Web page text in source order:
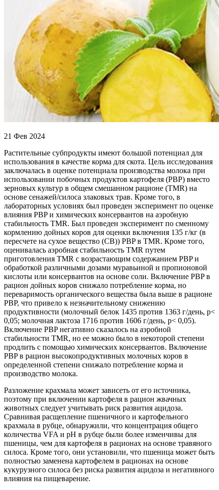
21 Фев 2024
Растительные субпродукты имеют большой потенциал для
использования в качестве корма для скота. Цель исследования
заключалась в оценке потенциала производства молока при
использовании побочных продуктов картофеля (PBP) вместо
зерновых культур в общем смешанном рационе (TMR) на
основе сенажей/силоса злаковых трав. Кроме того, в
лабораторных условиях был проведен эксперимент по оценке
влияния PBP и химических консервантов на аэробную
стабильность TMR. Был проведен эксперимент по сменному
кормлению дойных коров для оценки включения 135 г/кг (в
пересчете на сухое вещество (СВ)) PBP в TMR. Кроме того,
оценивалась аэробная стабильность TMR путем
приготовления TMR с возрастающим содержанием PBP и
обработкой различными дозами муравьиной и пропионовой
кислоты или консервантов на основе соли. Включение PBP в
рацион дойных коров снижало потребление корма, но
переваримость органического вещества была выше в рационе
PBP, что привело к незначительному снижению
продуктивности (молочный белок 1435 против 1363 г/день, p<
0,05; молочная лактоза 1716 против 1606 г/день, p< 0,05).
Включение PBP негативно сказалось на аэробной
стабильности TMR, но ее можно было в некоторой степени
продлить с помощью химических консервантов. Включение
PBP в рацион высокопродуктивных молочных коров в
определенной степени снижало потребление корма и
производство молока.
Разложение крахмала может зависеть от его источника,
поэтому при включении картофеля в рацион жвачных
животных следует учитывать риск развития ацидоза.
Сравнивая расщепление пшеничного и картофельного
крахмала в рубце, обнаружили, что концентрация общего
количества VFA и рН в рубце были более изменчивы для
пшеницы, чем для картофеля в рационах на основе травяного
силоса. Кроме того, они установили, что пшеница может быть
полностью заменена картофелем в рационах на основе
кукурузного силоса без риска развития ацидоза и негативного
влияния на пищеварение.